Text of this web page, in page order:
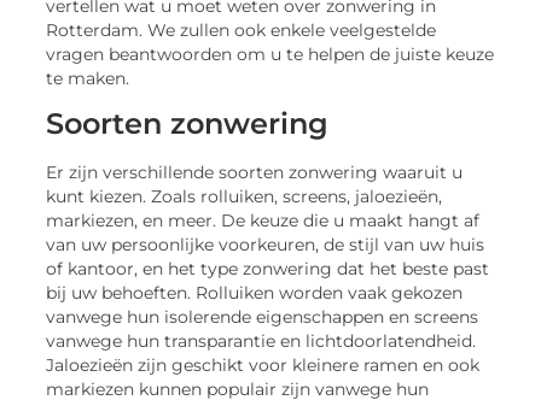
vertellen wat u moet weten over zonwering in
Rotterdam. We zullen ook enkele veelgestelde
vragen beantwoorden om u te helpen de juiste keuze
te maken.
Soorten zonwering
Er zijn verschillende soorten zonwering waaruit u
kunt kiezen. Zoals rolluiken, screens, jaloezieën,
markiezen, en meer. De keuze die u maakt hangt af
van uw persoonlijke voorkeuren, de stijl van uw huis
of kantoor, en het type zonwering dat het beste past
bij uw behoeften. Rolluiken worden vaak gekozen
vanwege hun isolerende eigenschappen en screens
vanwege hun transparantie en lichtdoorlatendheid.
Jaloezieën zijn geschikt voor kleinere ramen en ook
markiezen kunnen populair zijn vanwege hun